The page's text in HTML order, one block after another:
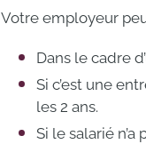
Votre employeur
Dans le cadre
Si c’est une
les 2 ans.
Si le salarié